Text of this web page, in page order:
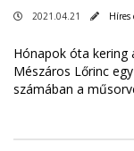
2021.04.21 Híres
Hónapok óta kering
Mészáros Lőrinc
számában a